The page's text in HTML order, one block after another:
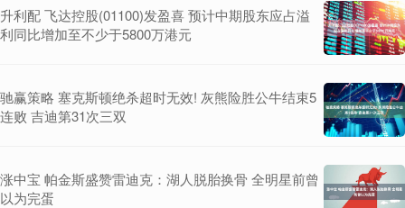
升利配 飞达控股(01100)发盈喜 预计中期股东应占溢
利同比增加至不少于5800万港元
驰赢策略 塞克斯顿绝杀超时无效! 灰熊险胜公牛结束5
连败 吉迪第31次三双
涨中宝 帕金斯盛赞雷迪克：湖人脱胎换骨 全明星前曾
以为完蛋